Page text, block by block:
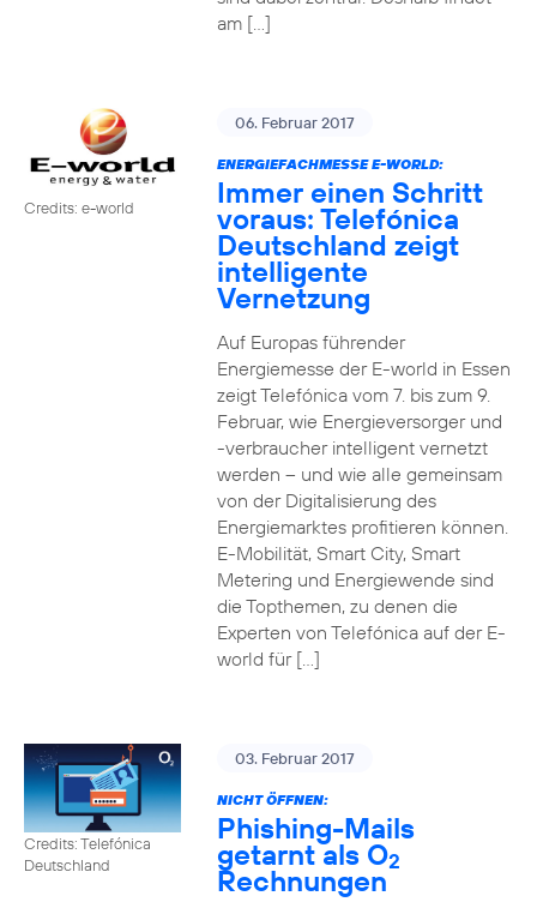
am […]
Credits: e-world
06. Februar 2017
ENERGIEFACHMESSE E-WORLD:
Immer einen Schritt
voraus: Telefónica
Deutschland zeigt
intelligente
Vernetzung
Auf Europas führender
Energiemesse der E-world in Essen
zeigt Telefónica vom 7. bis zum 9.
Februar, wie Energieversorger und
-verbraucher intelligent vernetzt
werden – und wie alle gemeinsam
von der Digitalisierung des
Energiemarktes profitieren können.
E-Mobilität, Smart City, Smart
Metering und Energiewende sind
die Topthemen, zu denen die
Experten von Telefónica auf der E-
world für […]
Credits: Telefónica
Deutschland
03. Februar 2017
NICHT ÖFFNEN:
Phishing-Mails
getarnt als O2
Rechnungen